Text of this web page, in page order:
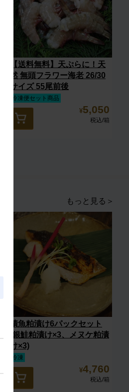
【送料無料】天ぷらに！天
然 無頭フラワー海老 26/30
サイズ 55尾前後
冷凍便セット商品
¥5,050
税込/箱
もっと見る＞
漬魚粕漬け6パックセット
(銀鮭粕漬け×3、メヌケ粕漬
け×3)
冷凍
¥4,760
税込/箱